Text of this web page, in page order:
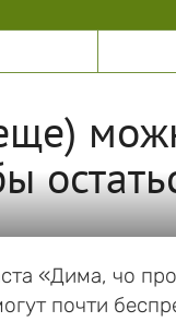
«Дима, чо
почти